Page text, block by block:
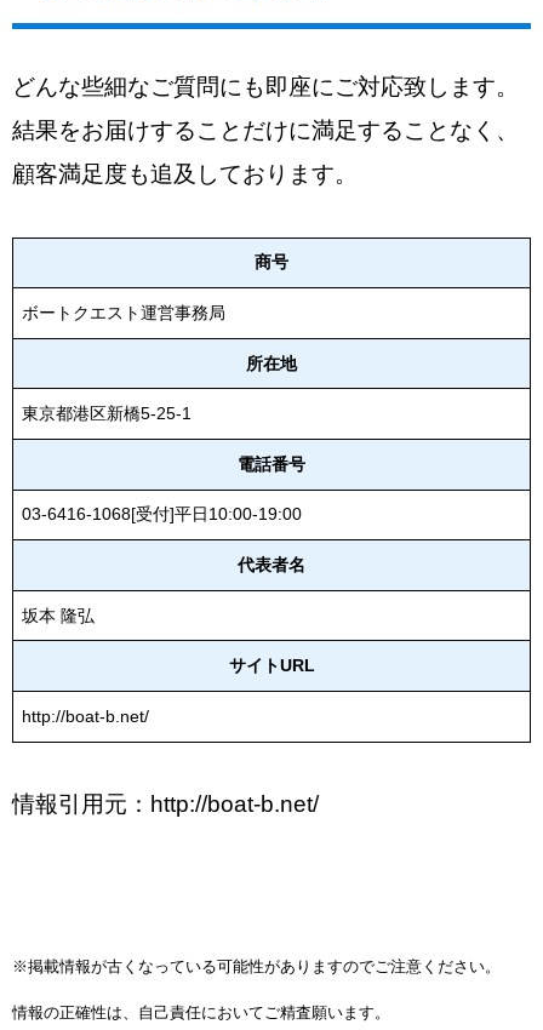
どんな些細なご質問にも即座にご対応致します。
結果をお届けすることだけに満足することなく、
顧客満足度も追及しております。
商号
ボートクエスト運営事務局
所在地
東京都港区新橋5-25-1
電話番号
03-6416-1068[受付]平日10:00-19:00
代表者名
坂本 隆弘
サイトURL
http://boat-b.net/
情報引用元：http://boat-b.net/
※掲載情報が古くなっている可能性がありますのでご注意ください。
情報の正確性は、自己責任においてご精査願います。